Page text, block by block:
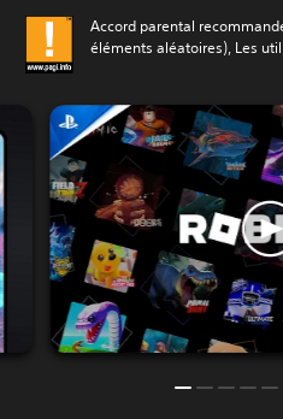
Accord parental
éléments aléatoires), Les